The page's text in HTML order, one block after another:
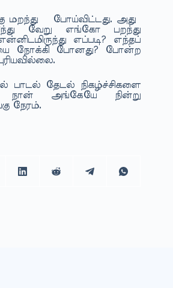
மறந்து போய்விட்டது. அது
வேறு எங்கோ பறந்து
எப்படி? எந்தப்
நோக்கி போனது? போன்ற
பாடல் தேடல் நிகழ்ச்சிகளை
நான் அங்கேயே நின்று
நேரம்.